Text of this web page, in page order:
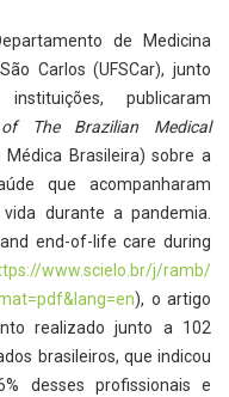
de Medicina
Carlos (UFSCar), junto
publicaram
The Brazilian Medical
Brasileira) sobre a
que acompanharam
durante a pandemia.
end-of-life care during
www.scielo.br/j/ramb/
), o artigo
realizado junto a 102
brasileiros, que indicou
desses profissionais e